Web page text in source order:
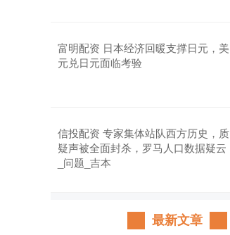
富明配资 日本经济回暖支撑日元，美
元兑日元面临考验
信投配资 专家集体站队西方历史，质
疑声被全面封杀，罗马人口数据疑云
_问题_吉本
最新文章